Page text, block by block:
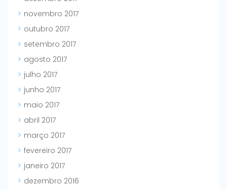
novembro 2017
outubro 2017
setembro 2017
agosto 2017
julho 2017
junho 2017
maio 2017
abril 2017
março 2017
fevereiro 2017
janeiro 2017
dezembro 2016